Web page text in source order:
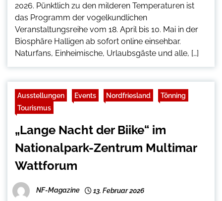
2026. Pünktlich zu den milderen Temperaturen ist
das Programm der vogelkundlichen
Veranstaltungsreihe vom 18. April bis 10. Mai in der
Biosphäre Halligen ab sofort online einsehbar.
Naturfans, Einheimische, Urlaubsgäste und alle, […]
Ausstellungen Events Nordfriesland
Tönning
Tourismus
„Lange Nacht der Biike“ im
Nationalpark-Zentrum Multimar
Wattforum
NF-Magazine 13. Februar 2026